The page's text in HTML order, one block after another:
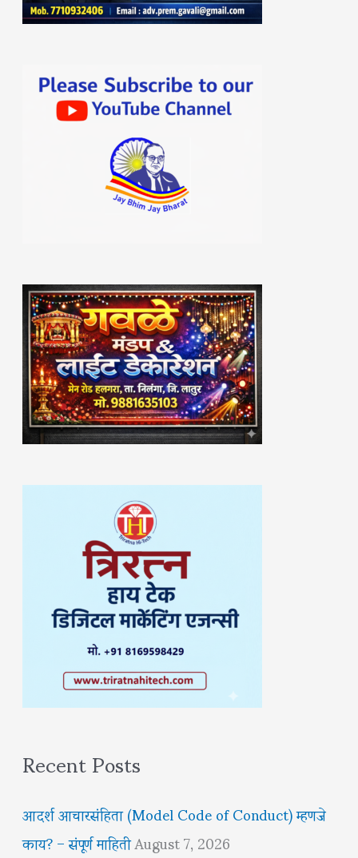
Recent Posts
आदर्श आचारसंहिता (Model Code of Conduct) म्हणजे
काय? – संपूर्ण माहितीAugust 7, 2026